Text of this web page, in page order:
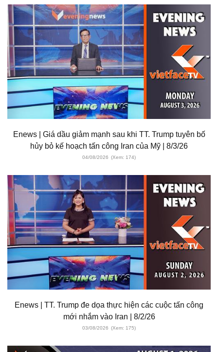
Enews | Giá dầu giảm mạnh sau khi TT. Trump tuyên bố
hủy bỏ kế hoạch tấn công Iran của Mỹ | 8/3/26
04/08/2026 (Xem: 174)
Enews | TT. Trump đe dọa thực hiện các cuộc tấn công
mới nhắm vào Iran | 8/2/26
03/08/2026 (Xem: 175)